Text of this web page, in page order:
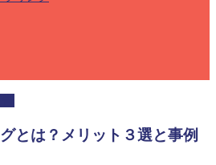
とは？メリット３選と事例